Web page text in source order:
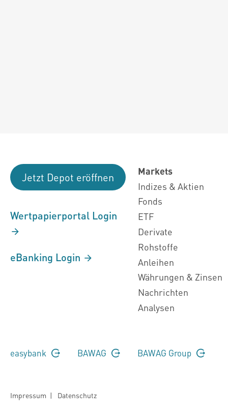
Jetzt Depot eröffnen
Wertpapierportal Login
eBanking Login
Markets
Indizes & Aktien
Fonds
ETF
Derivate
Rohstoffe
Anleihen
Währungen & Zinsen
Nachrichten
Analysen
easybank BAWAG BAWAG Group
Impressum | Datenschutz